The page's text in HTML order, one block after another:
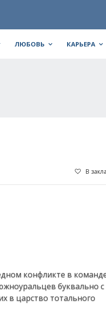
ЛЮБОВЬ КАРЬЕРА
В
конфликте в
буквально с
в царство тотального